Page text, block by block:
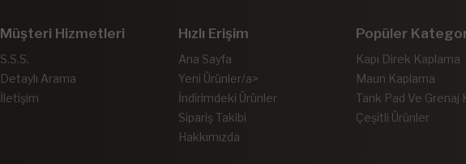
Müşteri Hizmetleri
S.S.S.
Detaylı Arama
İletişim
Hızlı Erişim
Ana Sayfa
Yeni Ürünler/a>
İndirimdeki Ürünler
Sipariş Takibi
Hakkımızda
Popüler
Kapı Direk Kaplama
Maun Kaplama
Tank Pad Ve Grenaj
Çeşitli Ürünler